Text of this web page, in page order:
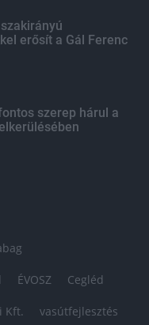
erősít a Gál Ferenc
szerep hárul a
ÉVOSZ Cegléd
Kft. vasútfejlesztés